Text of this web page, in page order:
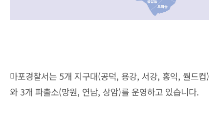
마포경찰서는 5개 지구대(공덕, 용강, 서강, 홍익, 월드컵)
와 3개 파출소(망원, 연남, 상암)를 운영하고 있습니다.